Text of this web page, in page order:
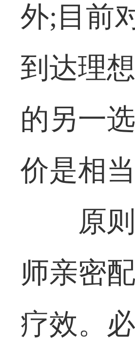
外;目前
到达理
的另一
价是相
原
师亲密
疗效。